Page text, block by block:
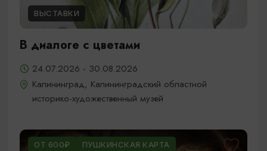
ВЫСТАВКИ
В диалоге с цветами
24.07.2026 - 30.08.2026
Калининград, Калининградский областной
историко-художественный музей
ОТ 600₽ ПУШКИНСКАЯ КАРТА